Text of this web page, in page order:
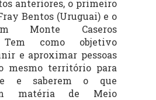
anteriores, o primeiro
Bentos (Uruguai) e o
Monte Caseros
Tem como objetivo
e aproximar pessoas
mesmo território para
se e saberem o que
matéria de Meio